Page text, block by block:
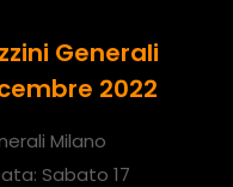
Generali
2022
Milano
Sabato 17